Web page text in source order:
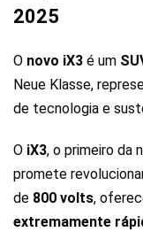
2025
O novo iX3 é um
Neue Klasse,
de tecnologia e
O iX3, o primeiro da
promete
de 800 volts,
extremamente